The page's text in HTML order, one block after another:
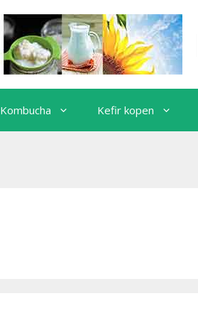
Kombucha Kefir kopen